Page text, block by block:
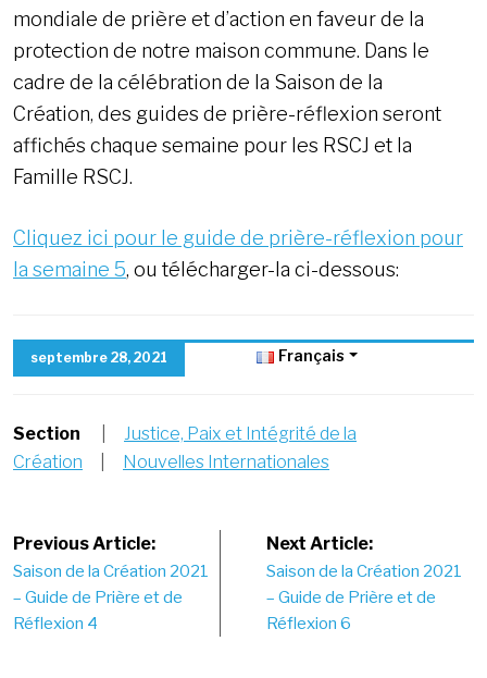
mondiale de prière et d’action en faveur de la
protection de notre maison commune. Dans le
cadre de la célébration de la Saison de la
Création, des guides de prière-réflexion seront
affichés chaque semaine pour les RSCJ et la
Famille RSCJ.
Cliquez ici pour le guide de prière-réflexion pour
la semaine 5, ou télécharger-la ci-dessous:
septembre 28, 2021 Français
Section
Justice, Paix et Intégrité de la
Création
Nouvelles Internationales
Post
navigation
Previous Article:
Saison de la Création 2021
– Guide de Prière et de
Réflexion 4
Next Article:
Saison de la Création 2021
– Guide de Prière et de
Réflexion 6